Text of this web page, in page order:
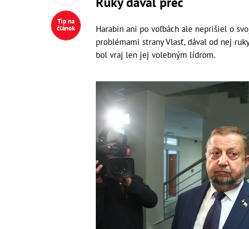
Tip na
článok
Harabin ani po voľbách ale neprišiel o
problémami strany Vlasť, dával od nej
bol vraj len jej volebným lídrom.